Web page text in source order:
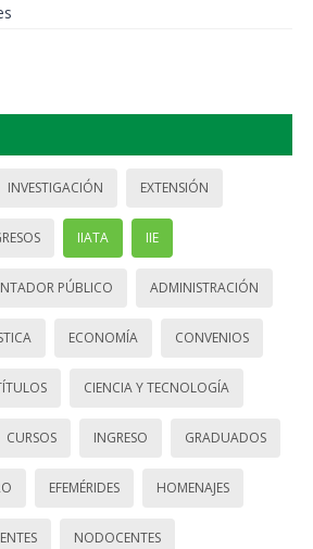
INVESTIGACIÓN EXTENSIÓN
IIATA IIE
PÚBLICO ADMINISTRACIÓN
ECONOMÍA CONVENIOS
CIENCIA Y TECNOLOGÍA
CURSOS INGRESO GRADUADOS
EFEMÉRIDES HOMENAJES
NODOCENTES